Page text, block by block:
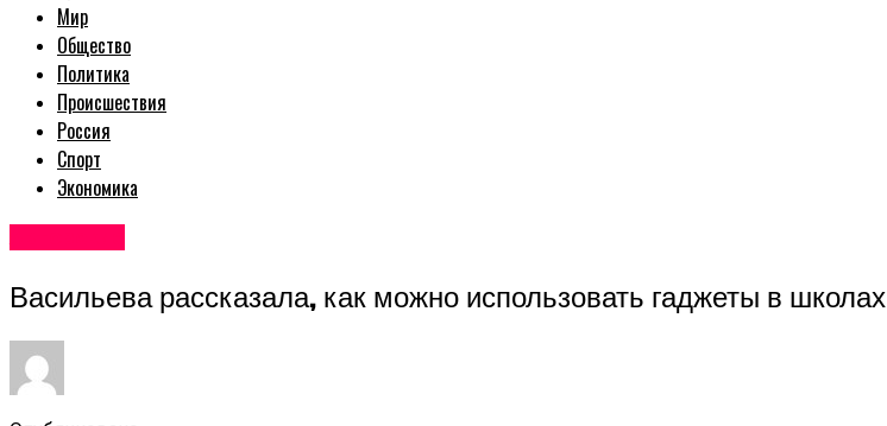
Мир
Общество
Политика
Происшествия
Россия
Спорт
Экономика
Васильева рассказала, как можно использовать гаджеты в школах